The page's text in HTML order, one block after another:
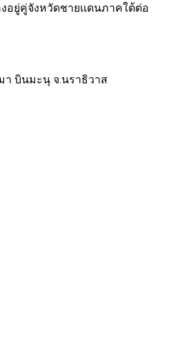
อยู่คู่จังหวัดชายแดนภาคใต้ต่อ
า บินมะนุ จ.นราธิวาส